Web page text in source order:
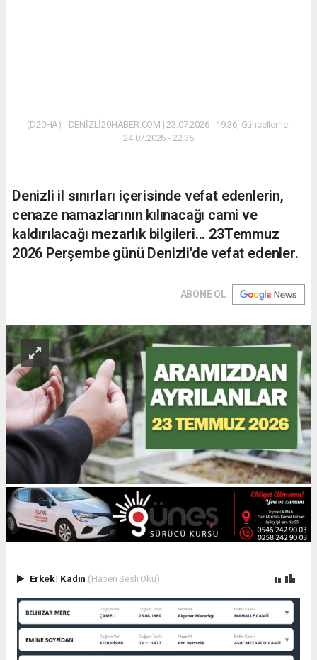
(D20HA) - DENİZLİ20HABER.COM | 23.07.2026 - 19:36, Güncelleme:
24.07.2026 - 22:35
Denizli il sınırları içerisinde vefat edenlerin,
cenaze namazlarının kılınacağı cami ve
kaldırılacağı mezarlık bilgileri... 23Temmuz
2026 Perşembe günü Denizli'de vefat edenler.
ABONE OL
Erkek| Kadın (Haberi Sesli Oku)